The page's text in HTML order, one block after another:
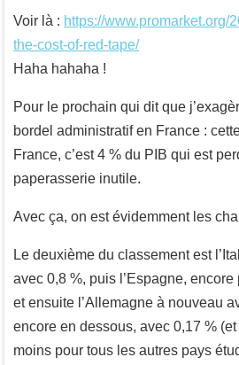
Voir là : https://www.promarket.org/
the-cost-of-red-tape/
Haha hahaha !
Pour le prochain qui dit que
bordel administratif en France :
France, c’est 4 % du PIB qui est
paperasserie inutile.
Avec ça, on est évidemment les
Le deuxième du classement est
avec 0,8 %, puis l’Espagne,
et ensuite l’Allemagne à nouveau
encore en dessous, avec 0,17 % (et
moins pour tous les autres pays